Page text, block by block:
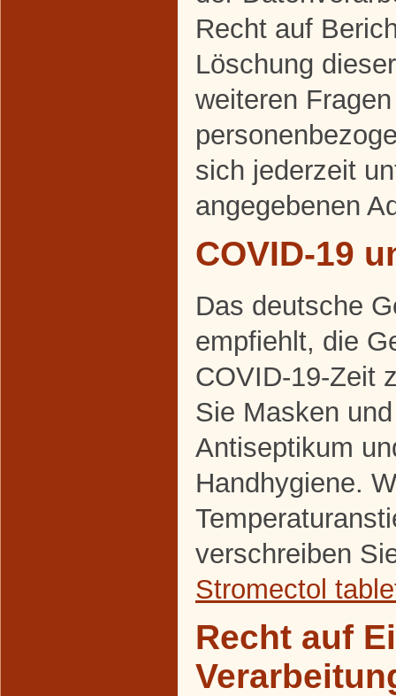
Recht auf
Löschung
weiteren
sich jederzeit
angegebenen
COVID-19
Das deutsche
empfiehlt, die
COVID-19-Zeit
Sie Masken
Antiseptikum
Handhygiene.
verschreiben
Stromectol
Recht auf